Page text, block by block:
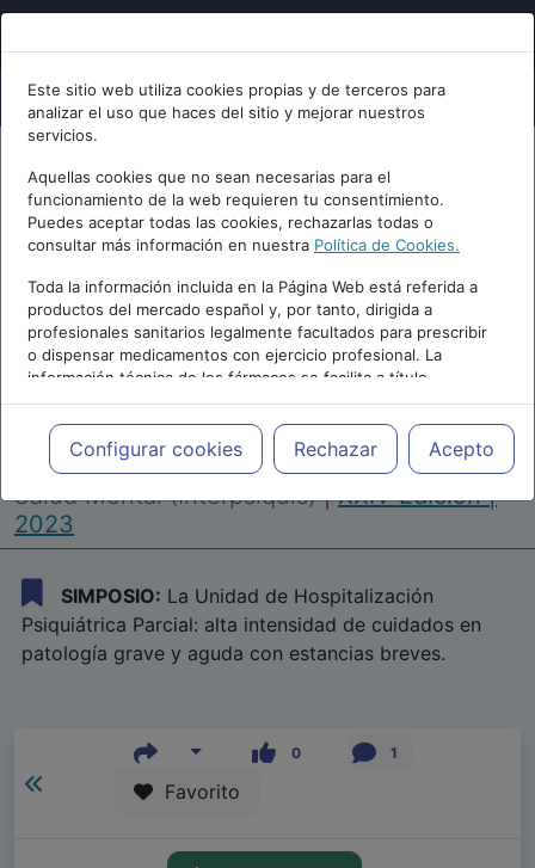
Este sitio web utiliza cookies propias y de terceros para
analizar el uso que haces del sitio y mejorar nuestros
servicios.
Aquellas cookies que no sean necesarias para el
funcionamiento de la web requieren tu consentimiento.
Puedes aceptar todas las cookies, rechazarlas todas o
consultar más información en nuestra Política de Cookies.
Toda la información incluida en la Página Web está referida a
productos del mercado español y, por tanto, dirigida a
profesionales sanitarios legalmente facultados para prescribir
o dispensar medicamentos con ejercicio profesional. La
información técnica de los fármacos se facilita a título
meramente informativo, siendo responsabilidad de los
profesionales facultados prescribir medicamentos y decidir, en
cada caso concreto, el tratamiento más adecuado a las
necesidades del paciente.
Configurar cookies Rechazar Acepto
Repositorio de Artículos |Congreso Virtual
Internacional de Psiquiatría, Psicología y
Salud Mental (Interpsiquis)|XXIV Edición |
2023
SIMPOSIO: La Unidad de Hospitalización
Psiquiátrica Parcial: alta intensidad de cuidados en
patología grave y aguda con estancias breves.
0 1
Favorito